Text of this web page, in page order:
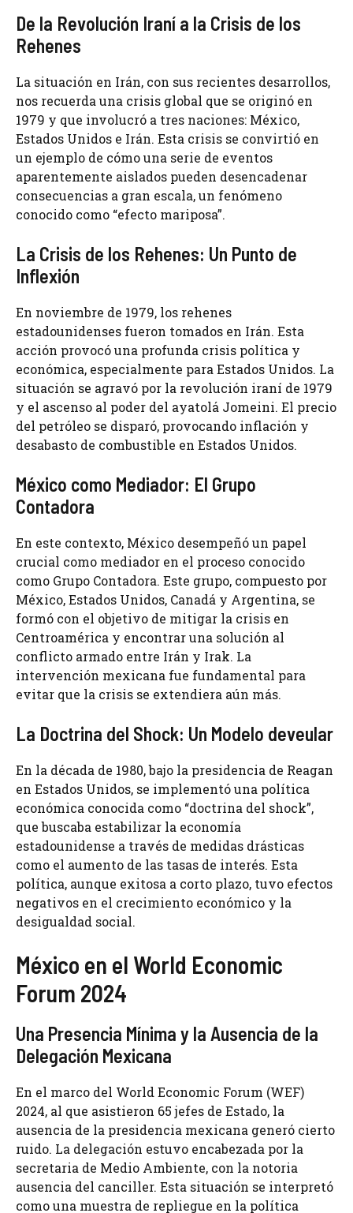
De la Revolución Iraní a la Crisis de los
Rehenes
La situación en Irán, con sus recientes desarrollos,
nos recuerda una crisis global que se originó en
1979 y que involucró a tres naciones: México,
Estados Unidos e Irán. Esta crisis se convirtió en
un ejemplo de cómo una serie de eventos
aparentemente aislados pueden desencadenar
consecuencias a gran escala, un fenómeno
conocido como “efecto mariposa”.
La Crisis de los Rehenes: Un Punto de
Inflexión
En noviembre de 1979, los rehenes
estadounidenses fueron tomados en Irán. Esta
acción provocó una profunda crisis política y
económica, especialmente para Estados Unidos. La
situación se agravó por la revolución iraní de 1979
y el ascenso al poder del ayatolá Jomeini. El precio
del petróleo se disparó, provocando inflación y
desabasto de combustible en Estados Unidos.
México como Mediador: El Grupo
Contadora
En este contexto, México desempeñó un papel
crucial como mediador en el proceso conocido
como Grupo Contadora. Este grupo, compuesto por
México, Estados Unidos, Canadá y Argentina, se
formó con el objetivo de mitigar la crisis en
Centroamérica y encontrar una solución al
conflicto armado entre Irán y Irak. La
intervención mexicana fue fundamental para
evitar que la crisis se extendiera aún más.
La Doctrina del Shock: Un Modelo deveular
En la década de 1980, bajo la presidencia de Reagan
en Estados Unidos, se implementó una política
económica conocida como “doctrina del shock”,
que buscaba estabilizar la economía
estadounidense a través de medidas drásticas
como el aumento de las tasas de interés. Esta
política, aunque exitosa a corto plazo, tuvo efectos
negativos en el crecimiento económico y la
desigualdad social.
México en el World Economic
Forum 2024
Una Presencia Mínima y la Ausencia de la
Delegación Mexicana
En el marco del World Economic Forum (WEF)
2024, al que asistieron 65 jefes de Estado, la
ausencia de la presidencia mexicana generó cierto
ruido. La delegación estuvo encabezada por la
secretaria de Medio Ambiente, con la notoria
ausencia del canciller. Esta situación se interpretó
como una muestra de repliegue en la política